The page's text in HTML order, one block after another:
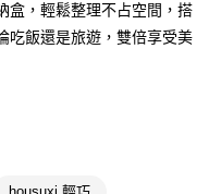
儲值。
結帳。
完成結帳。
。
訊中的連結，可透過四大超商／
盒，輕鬆整理不占空間，搭
吃飯還是旅遊，雙倍享受美